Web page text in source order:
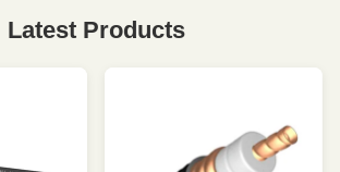
Latest Products